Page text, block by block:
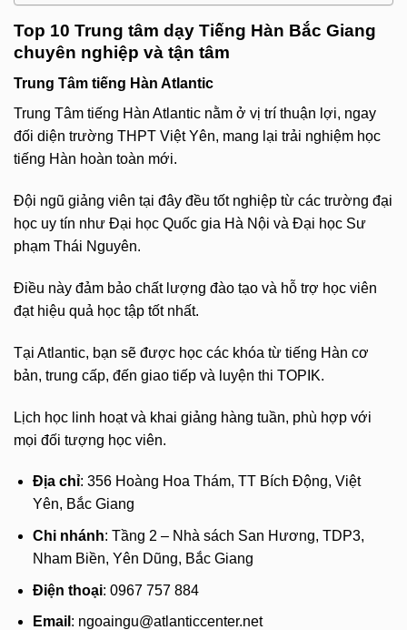
Top 10 Trung tâm dạy Tiếng Hàn Bắc Giang
chuyên nghiệp và tận tâm
Trung Tâm tiếng Hàn Atlantic
Trung Tâm tiếng Hàn Atlantic nằm ở vị trí thuận lợi, ngay
đối diện trường THPT Việt Yên, mang lại trải nghiệm học
tiếng Hàn hoàn toàn mới.
Đội ngũ giảng viên tại đây đều tốt nghiệp từ các trường đại
học uy tín như Đại học Quốc gia Hà Nội và Đại học Sư
phạm Thái Nguyên.
Điều này đảm bảo chất lượng đào tạo và hỗ trợ học viên
đạt hiệu quả học tập tốt nhất.
Tại Atlantic, bạn sẽ được học các khóa từ tiếng Hàn cơ
bản, trung cấp, đến giao tiếp và luyện thi TOPIK.
Lịch học linh hoạt và khai giảng hàng tuần, phù hợp với
mọi đối tượng học viên.
Địa chỉ: 356 Hoàng Hoa Thám, TT Bích Động, Việt
Yên, Bắc Giang
Chi nhánh: Tầng 2 – Nhà sách San Hương, TDP3,
Nham Biền, Yên Dũng, Bắc Giang
Điện thoại: 0967 757 884
Email : ngoaingu@atlanticcenter.net